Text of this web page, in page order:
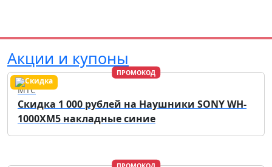
Акции и купоны
ПРОМОКОД
МТС
Скидка 1 000 рублей на Наушники SONY WH-
1000XM5 накладные синие